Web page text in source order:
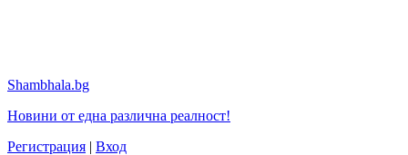
Shambhala.bg
Новини от една различна реалност!
Регистрация | Вход